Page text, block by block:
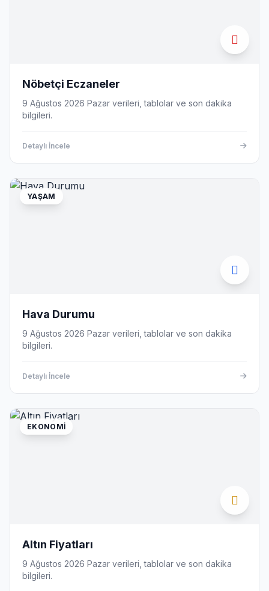
Nöbetçi Eczaneler
9 Ağustos 2026 Pazar verileri, tablolar ve son dakika
bilgileri.
Detaylı İncele
YAŞAM
Hava Durumu
9 Ağustos 2026 Pazar verileri, tablolar ve son dakika
bilgileri.
Detaylı İncele
EKONOMI
Altın Fiyatları
9 Ağustos 2026 Pazar verileri, tablolar ve son dakika
bilgileri.